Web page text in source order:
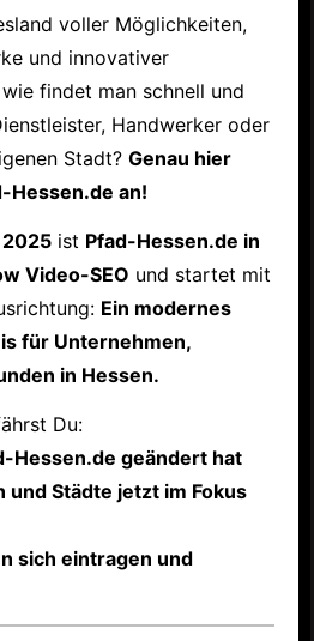
voller Möglichkeiten,
und innovativer
findet man schnell und
Handwerker oder
Stadt? Genau hier
Hessen.de an!
2025ist Pfad-Hessen.de in
Video-SEO und startet mit
Ein modernes
für Unternehmen,
in Hessen.
Du:
Hessen.de geändert hat
und Städte jetzt im Fokus
sich eintragen und